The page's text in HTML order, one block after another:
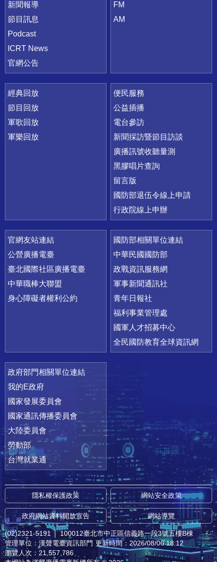
新聞報導
節目訊息
Podcast
ICRT News
官網公告
FM
AM
經典回放
節目回放
軍歌回放
軍樂回放
便民服務
公益插播
電台參訪
新聞採訪暨節目訪談
廣播訊號收聽量測
黑膠唱片查詢
留言版
國防部退伍令線上申請
行政院線上申辦
官網友站連結
公營廣播電臺
臺北國際社區廣播電臺
中華職棒大聯盟
身心障礙者權利公約
國防部相關單位連結
中華民國國防部
政戰資訊服務網
軍事新聞通訊社
青年日報社
福利事業管理處
國軍人才招募中心
全民國防教育全球資訊網
政府部門相關單位連結
我的E政府
國家發展委員會
國家通訊傳播委員會
大陸委員會
勞動部
台灣就業通
隱私權保護政策 網站安全政策
政府網站資料開放宣告 網站導覽
(02)2321-5191 │ 100012臺北市中正區信義路一段3號五樓B棟
管理單位：漢聲電臺資訊部門 更新時間：2026/08/06 18:12
瀏覽人次：21,557,786